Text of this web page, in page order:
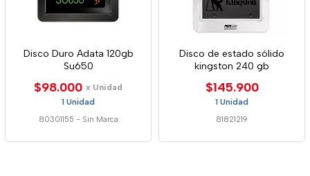
Disco Duro Adata 120gb
Su650
$98.000 x Unidad
1 Unidad
80301155 - Sin Marca
Disco de estado sólido
kingston 240 gb
$145.900
1 Unidad
81821219